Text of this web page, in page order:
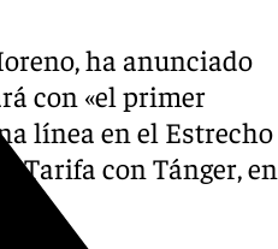
ha anunciado
con «el primer
línea en el Estrecho
Tarifa con Tánger, en